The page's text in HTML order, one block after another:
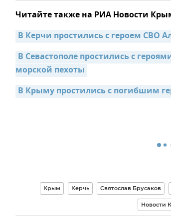
Читайте также на РИА Новости
В Керчи простились с героем СВО
В Севастополе простились с
морской пехоты
В Крыму простились с погибшим
Крым Керчь Святослав Брусаков
Новости